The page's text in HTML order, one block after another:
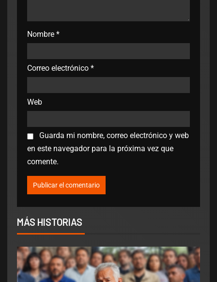
Nombre *
Correo electrónico *
Web
Guarda mi nombre, correo electrónico y web
en este navegador para la próxima vez que
comente.
MÁS HISTORIAS